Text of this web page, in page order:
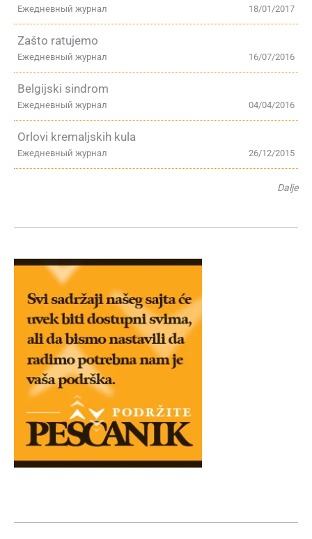
18/01/2017
Ежедневный журнал
Zašto ratujemo
16/07/2016
Ежедневный журнал
Belgijski sindrom
04/04/2016
Ежедневный журнал
Orlovi kremaljskih kula
26/12/2015
Ежедневный журнал
Dalje